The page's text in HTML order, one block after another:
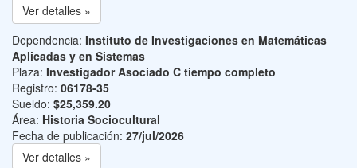
Ver detalles »
Dependencia: Instituto de Investigaciones en Matemáticas
Aplicadas y en Sistemas
Plaza: Investigador Asociado C tiempo completo
Registro: 06178-35
Sueldo: $25,359.20
Área: Historia Sociocultural
Fecha de publicación: 27/jul/2026
Ver detalles »